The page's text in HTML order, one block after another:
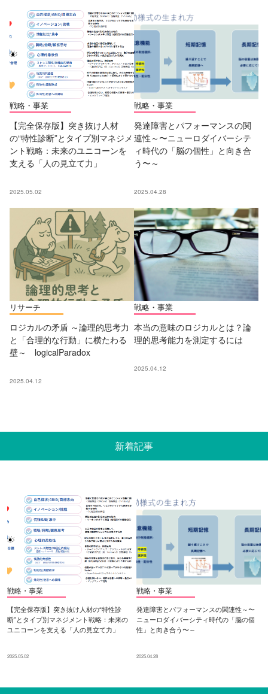
戦略・事業
【完全保存版】突き抜け人材
の“特性診断”とタイプ別マネジメ
ント戦略：未来のユニコーンを
支える「人の見立て力」
2025.05.02
戦略・事業
発達障害とパフォーマンスの関
連性～〜ニューロダイバーシテ
ィ時代の「脳の個性」と向き合
う〜～
2025.04.28
リサーチ
ロジカルの矛盾 ～論理的思考力
と「合理的な行動」に横たわる
壁～ logicalParadox
2025.04.12
戦略・事業
本当の意味のロジカルとは？論
理的思考能力を測定するには
2025.04.12
新着記事
戦略・事業
【完全保存版】突き抜け人材の“特性診
断”とタイプ別マネジメント戦略：未来の
ユニコーンを支える「人の見立て力」
2025.05.02
戦略・事業
発達障害とパフォーマンスの関連性～〜
ニューロダイバーシティ時代の「脳の個
性」と向き合う〜～
2025.04.28